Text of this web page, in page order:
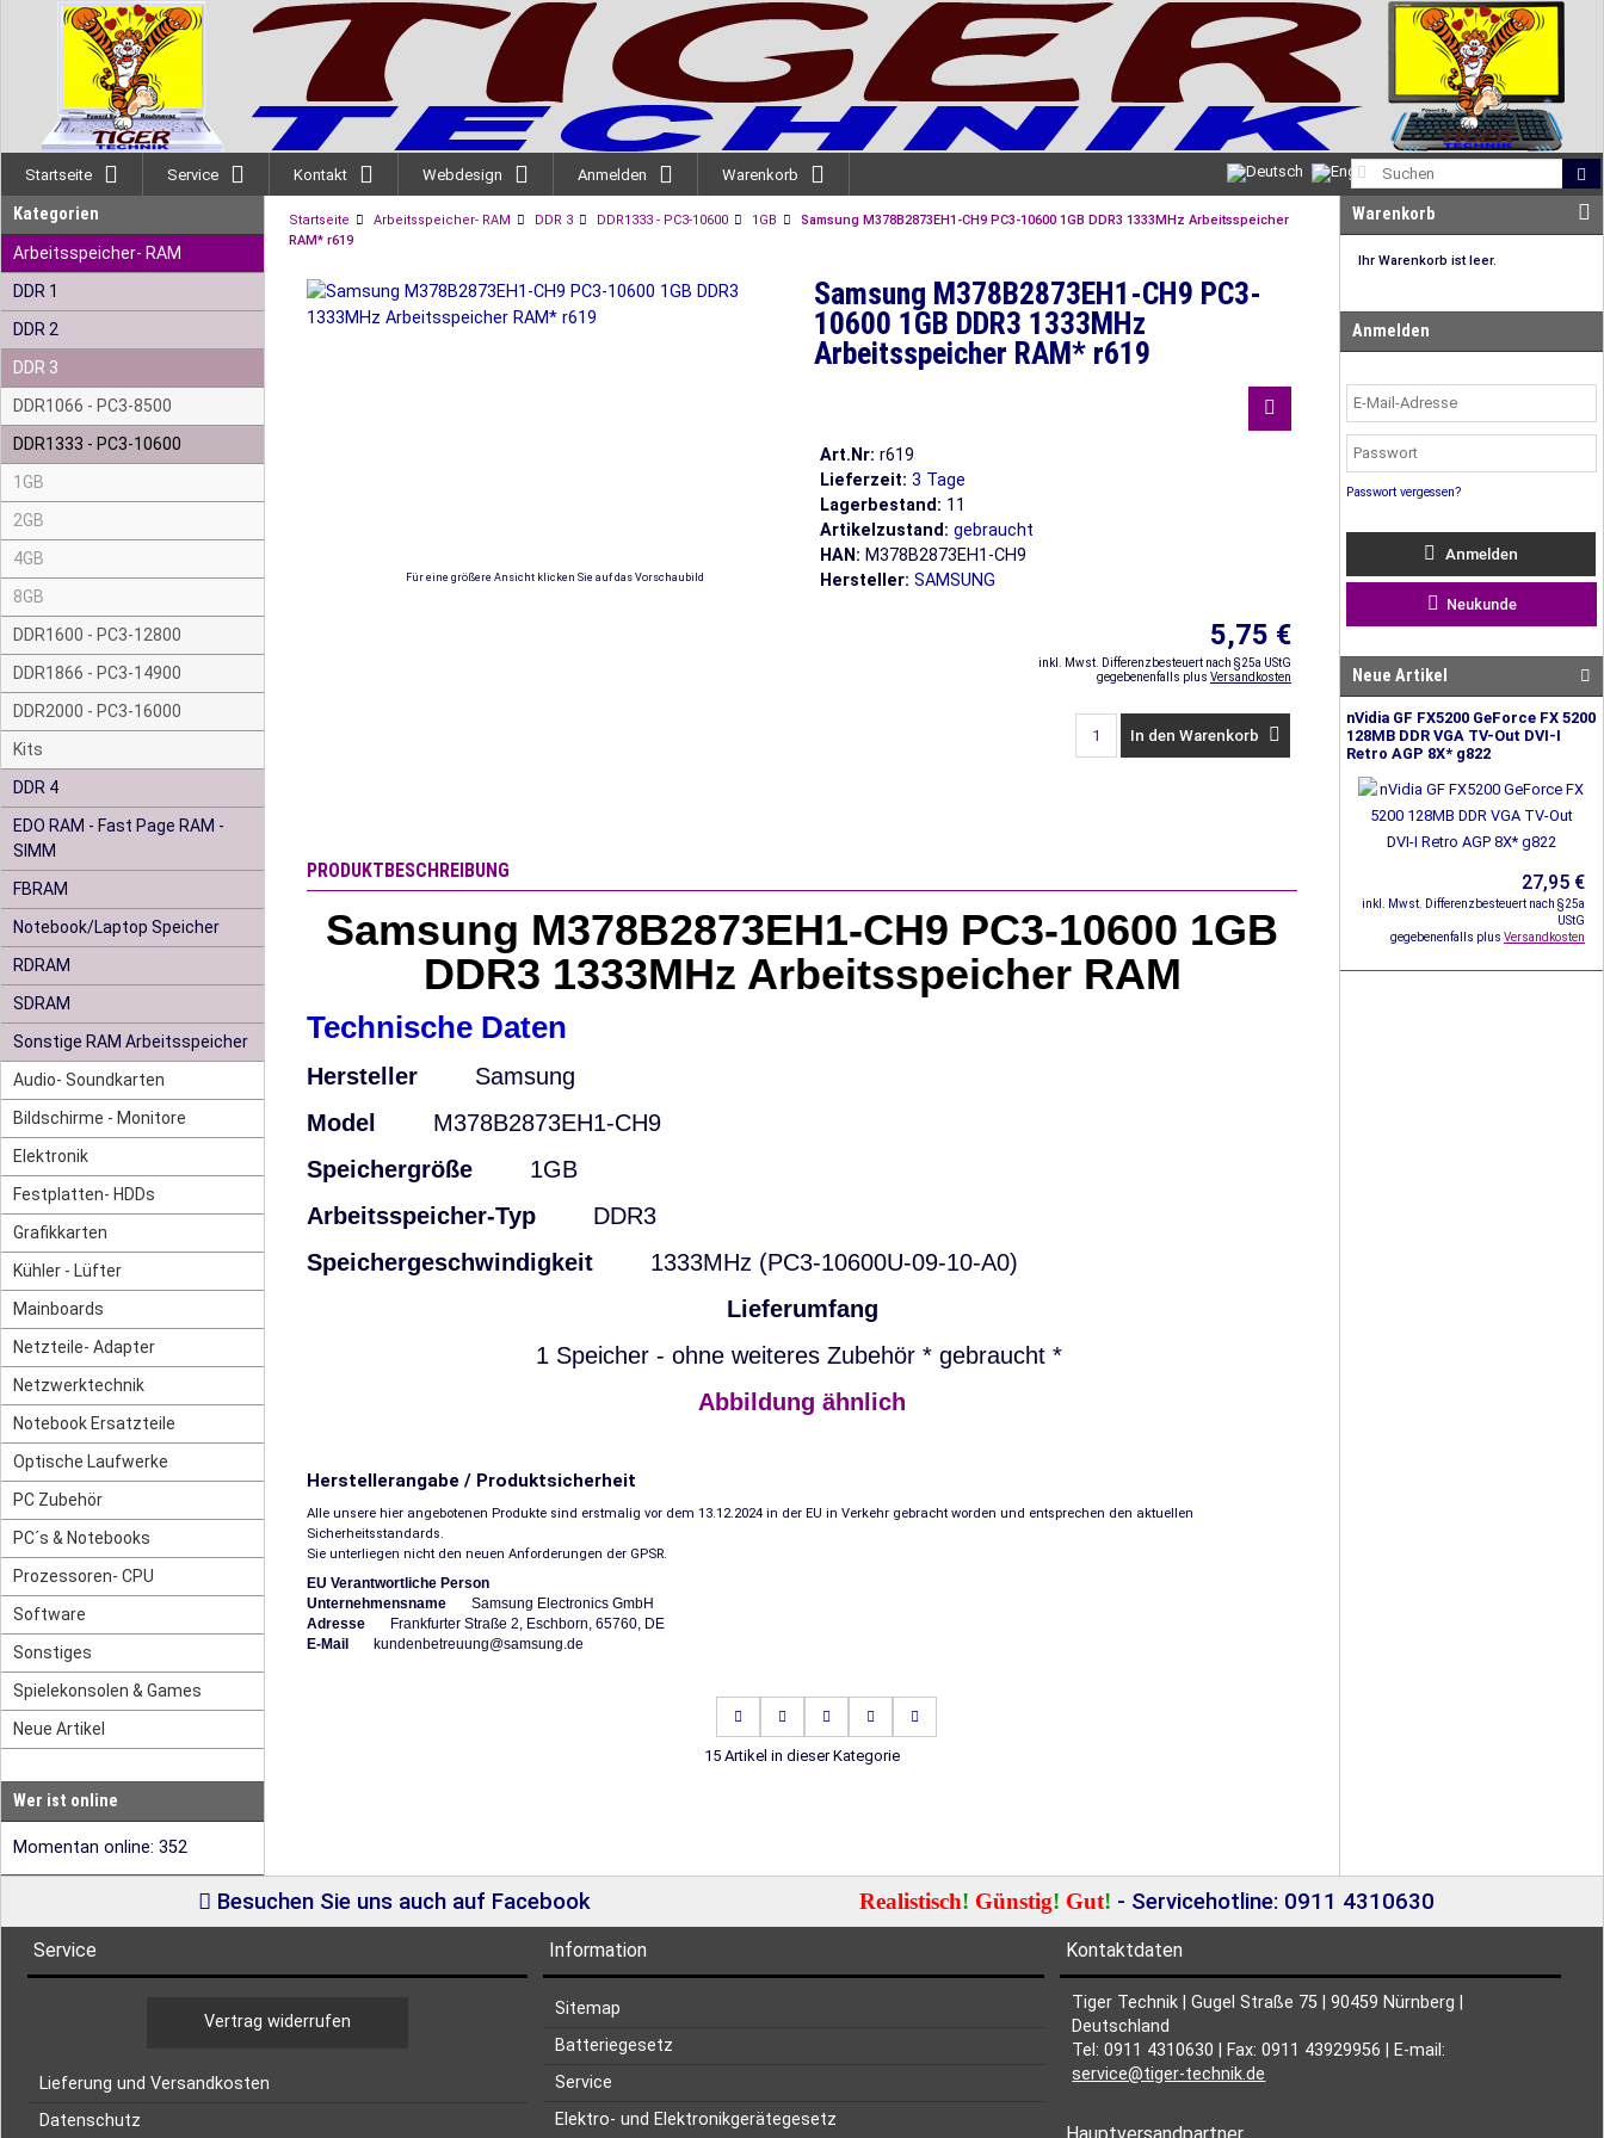
Startseite Service Kontakt Webdesign Anmelden Warenkorb
Kategorien
Arbeitsspeicher- RAM
DDR 1
DDR 2
DDR 3
DDR1066 - PC3-8500
DDR1333 - PC3-10600
1GB
2GB
4GB
8GB
DDR1600 - PC3-12800
DDR1866 - PC3-14900
DDR2000 - PC3-16000
Kits
DDR 4
EDO RAM - Fast Page RAM -
SIMM
FBRAM
Notebook/Laptop Speicher
RDRAM
SDRAM
Sonstige RAM Arbeitsspeicher
Audio- Soundkarten
Bildschirme - Monitore
Elektronik
Festplatten- HDDs
Grafikkarten
Kühler - Lüfter
Mainboards
Netzteile- Adapter
Netzwerktechnik
Notebook Ersatzteile
Optische Laufwerke
PC Zubehör
PC´s & Notebooks
Prozessoren- CPU
Software
Sonstiges
Spielekonsolen & Games
Neue Artikel
Wer ist online
Momentan online: 352
Startseite Arbeitsspeicher- RAM DDR 3 DDR1333 - PC3-10600 1GB
Samsung M378B2873EH1-CH9 PC3-10600 1GB DDR3 1333MHz Arbeitsspeicher
RAM* r619
Für eine größere Ansicht klicken Sie auf das Vorschaubild
Samsung M378B2873EH1-CH9 PC3-
10600 1GB DDR3 1333MHz
Arbeitsspeicher RAM* r619
Art.Nr: r619
Lieferzeit: 3 Tage
Lagerbestand: 11
Artikelzustand: gebraucht
HAN: M378B2873EH1-CH9
Hersteller: SAMSUNG
5,75 €
inkl. Mwst. Differenzbesteuert nach §25a UStG
gegebenenfalls plus Versandkosten
In den Warenkorb
PRODUKTBESCHREIBUNG
Samsung M378B2873EH1-CH9 PC3-10600 1GB
DDR3 1333MHz Arbeitsspeicher RAM
Technische Daten
Hersteller
Samsung
Model
M378B2873EH1-CH9
Speichergröße 1GB
Arbeitsspeicher-Typ
DDR3
Speichergeschwindigkeit
1333MHz (PC3-10600U-09-10-A0)
Lieferumfang
1 Speicher - ohne weiteres Zubehör * gebraucht *
Abbildung ähnlich
Herstellerangabe / Produktsicherheit
Alle unsere hier angebotenen Produkte sind erstmalig vor dem 13.12.2024 in der EU in Verkehr gebracht worden und entsprechen den aktuellen
Sicherheitsstandards.
Sie unterliegen nicht den neuen Anforderungen der GPSR.
EU Verantwortliche Person
Unternehmensname Samsung Electronics GmbH
Adresse Frankfurter Straße 2, Eschborn, 65760, DE
E-Mail
kundenbetreuung@samsung.de
15 Artikel in dieser Kategorie
Warenkorb
Ihr Warenkorb ist leer.
Anmelden
Passwort vergessen?
Anmelden
Neukunde
Neue Artikel
nVidia GF FX5200 GeForce FX 5200
128MB DDR VGA TV-Out DVI-I
Retro AGP 8X* g822
27,95 €
inkl. Mwst. Differenzbesteuert nach §25a
UStG
gegebenenfalls plus Versandkosten
Besuchen Sie uns auch auf Facebook Realistisch! Günstig! Gut! - Servicehotline: 0911 4310630
Service
Vertrag widerrufen
Lieferung und Versandkosten
Datenschutz
Information
Sitemap
Batteriegesetz
Service
Elektro- und Elektronikgerätegesetz
Kontaktdaten
Tiger Technik | Gugel Straße 75 | 90459 Nürnberg |
Deutschland
Tel: 0911 4310630 | Fax: 0911 43929956 | E-mail:
service@tiger-technik.de